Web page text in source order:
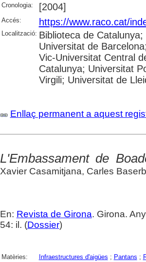
Cronologia:
[2004]
Accés: https://www.raco.cat/
Localització: Biblioteca de
Universitat de
Vic-Universitat Central
Catalunya; Universitat
Virgili; Universitat de
Enllaç permanent a aquest
L'Embassament de
Xavier Casamitjana, Carles
En: Revista de Girona. Girona.
54: il. (Dossier)
Matèries: Infraestructures d'aigües ; Pantans ;